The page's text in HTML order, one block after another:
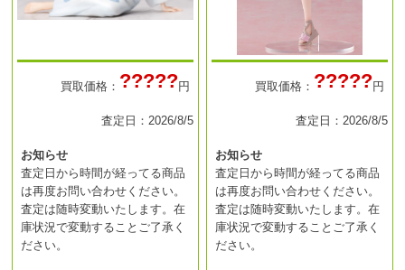
買取価格： ?????円
査定日：2026/8/5
お知らせ
査定日から時間が経ってる商品
は再度お問い合わせください。
査定は随時変動いたします。在
庫状況で変動することご了承く
ださい。
買取価格： ?????円
査定日：2026/8/5
お知らせ
査定日から時間が経ってる商品
は再度お問い合わせください。
査定は随時変動いたします。在
庫状況で変動することご了承く
ださい。